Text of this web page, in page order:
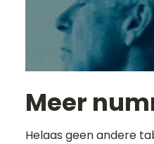
Meer
Helaas geen andere